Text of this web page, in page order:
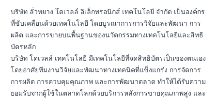
บริษัท ลั่วหยาง โดเวลล์ อิเล็กทรอนิกส์ เทคโนโลยี จำกัด เป็นองค์กร
ที่ขับเคลื่อนด้วยเทคโนโลยี โดยบูรณาการการวิจัยและพัฒนา การ
ผลิต และการขายบนพื้นฐานของนวัตกรรมทางเทคโนโลยีและสิทธิ
บัตรหลัก
บริษัท โดเวลล์ เทคโนโลยี มีเทคโนโลยีที่จดสิทธิบัตรเป็นของตนเอง
โดยอาศัยทีมงานวิจัยและพัฒนาทางเทคนิคที่แข็งแกร่ง การจัดการ
การผลิต การควบคุมคุณภาพ และการพัฒนาตลาด ทำให้ได้รับความ
ยอมรับจากผู้ใช้ในตลาดโลกด้วยบริการหลังการขายคุณภาพสูง และ